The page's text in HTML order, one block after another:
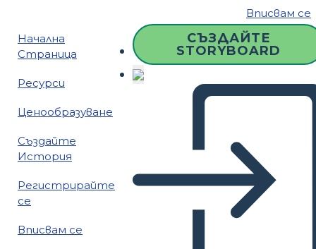
Вписвам се
Начална
Страница
Ресурси
Ценообразуване
Създайте
История
Регистрирайте
се
Вписвам се
СЪЗДАЙТЕ
STORYBOARD